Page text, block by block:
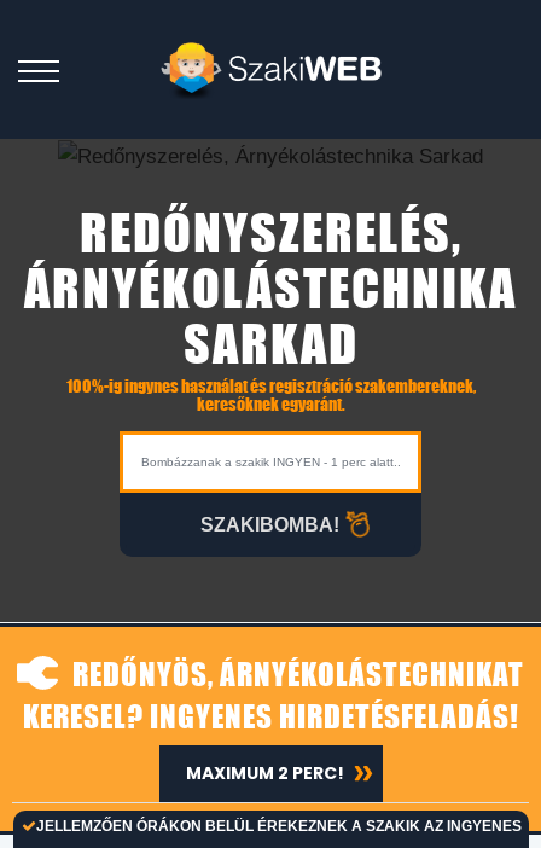
REDŐNYSZERELÉS,
ÁRNYÉKOLÁSTECHNIKA
SARKAD
100%-ig ingynes használat és regisztráció szakembereknek,
keresőknek egyaránt.
SZAKIBOMBA!
REDŐNYÖS, ÁRNYÉKOLÁSTECHNIKAT
KERESEL? INGYENES HIRDETÉSFELADÁS!
JELLEMZŐEN ÓRÁKON BELÜL ÉREKEZNEK A SZAKIK AZ INGYENES
MAXIMUM 2 PERC!